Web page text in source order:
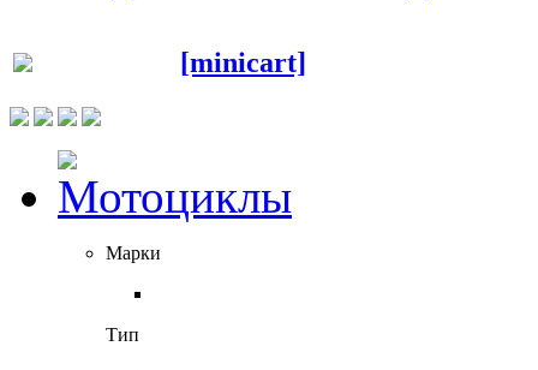
[minicart]
Марки
Тип